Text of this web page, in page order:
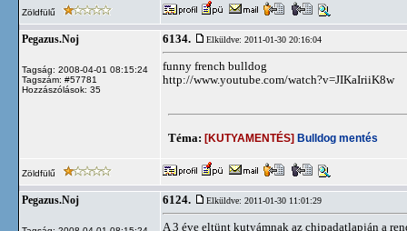
Zöldfülű
Pegazus.Noj
Tagság: 2008-04-01 08:15:24
Tagszám: #57781
Hozzászólások: 35
6134. Elküldve: 2011-01-30 20:16:04
funny french bulldog
http://www.youtube.com/watch?v=JIKaIriiK8w
Téma: [KUTYAMENTÉS] Bulldog mentés
Zöldfülű
Pegazus.Noj 6124. Elküldve: 2011-01-30 11:01:29
A 3 éve eltünt kutyámnak az chipadatlapján a